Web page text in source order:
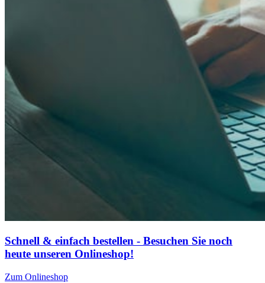
Schnell & einfach bestellen - Besuchen Sie noch
heute unseren Onlineshop!
Zum Onlineshop